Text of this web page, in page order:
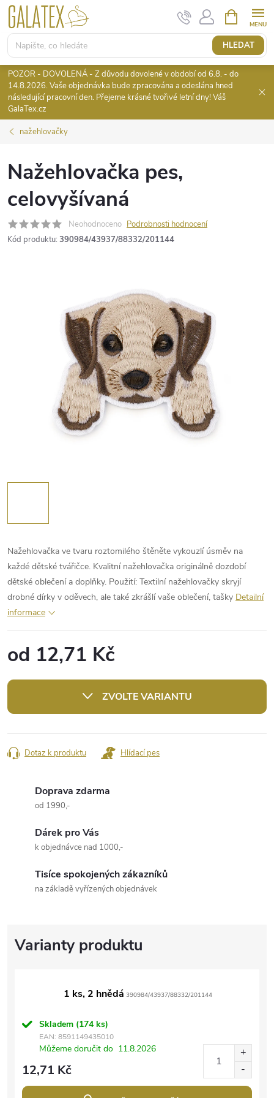
Přejít
obsah
HLEDAT
NÁKUPNÍ
KOŠÍK
POZOR - DOVOLENÁ - Z důvodu dovolené v období od 6.8. - do
14.8.2026. Vaše objednávka bude zpracována a odeslána hned
následující pracovní den. Přejeme krásné tvořivé letní dny! Váš
GalaTex.cz
nažehlovačky
Nažehlovačka pes,
celovyšívaná
Neohodnoceno Podrobnosti hodnocení
Kód produktu: 390984/43937/88332/201144
Nažehlovačka ve tvaru roztomilého štěněte vykouzlí úsměv na
každé dětské tvářičce. Kvalitní nažehlovačka originálně dozdobí
dětské oblečení a doplňky. Použití: Textilní nažehlovačky skryjí
drobné dírky v oděvech, ale také zkrášlí vaše oblečení, tašky Detailní
informace
od 12,71 Kč
cena:
ZVOLTE VARIANTU
Dotaz k produktu Hlídací pes
Doprava zdarma
od 1990,-
Dárek pro Vás
k objednávce nad 1000,-
Tisíce spokojených zákazníků
na základě vyřízených objednávek
1 ks, 2 hnědá 390984/43937/88332/201144
Skladem (174 ks)
EAN: 8591149435010
Můžeme doručit do 11.8.2026
12,71 Kč